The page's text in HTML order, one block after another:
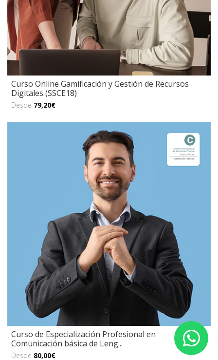
Curso Online Gamificación y Gestión de Recursos
Digitales (SSCE18)
Desde 79,20€
Curso de Especialización Profesional en
Comunicación básica de Leng...
Desde 80,00€